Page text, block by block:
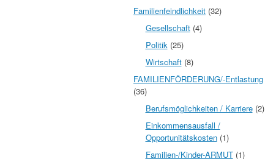
Familienfeindlichkeit (32)
Gesellschaft(4)
Politik(25)
Wirtschaft(8)
FAMILIENFÖRDERUNG/-Entlastung
(36)
Berufsmöglichkeiten / Karriere(2)
Einkommensausfall /
Opportunitätskosten(1)
Familien-/Kinder-ARMUT(1)